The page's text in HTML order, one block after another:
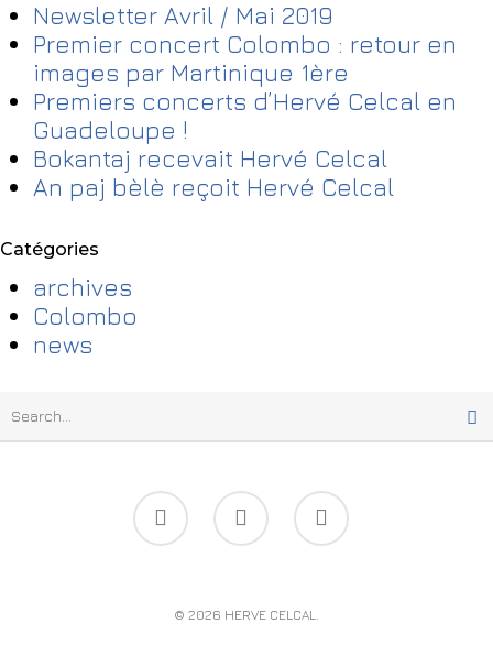
Newsletter Avril / Mai 2019
Premier concert Colombo : retour en
images par Martinique 1ère
Premiers concerts d’Hervé Celcal en
Guadeloupe !
Bokantaj recevait Hervé Celcal
An paj bèlè reçoit Hervé Celcal
Catégories
archives
Colombo
news
© 2026 HERVE CELCAL.